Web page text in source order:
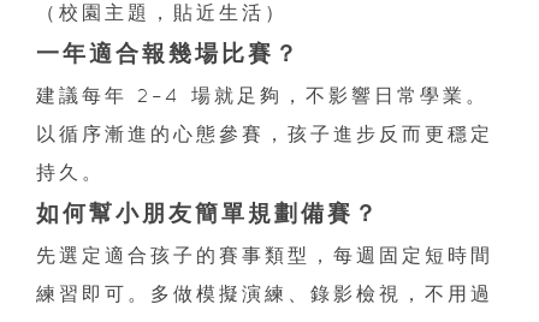
（校園主題，貼近生活）
一年適合報幾場比賽？
建議每年 2–4 場就足夠，不影響日常學業。
以循序漸進的心態參賽，孩子進步反而更穩定
持久。
如何幫小朋友簡單規劃備賽？
先選定適合孩子的賽事類型，每週固定短時間
練習即可。多做模擬演練、錄影檢視，不用過